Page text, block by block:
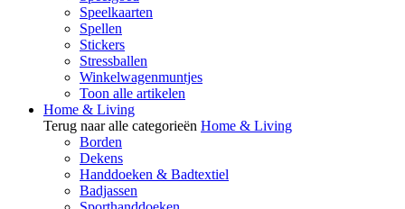
Speelkaarten
Spellen
Stickers
Stressballen
Winkelwagenmuntjes
Toon alle artikelen
Home & Living
Terug naar alle categorieën Home & Living
Borden
Dekens
Handdoeken & Badtextiel
Badjassen